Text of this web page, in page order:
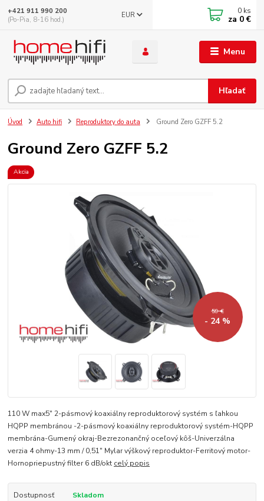
Menu
EUR
Hľadať
+421 911 990 200
(Po-Pia, 8-16 hod.)
0 ks
za 0 €
Úvod Auto hifi Reproduktory do auta Ground Zero GZFF 5.2
Ground Zero GZFF 5.2
Akcia
59 €
- 24 %
110 W max5″ 2-pásmový koaxiálny reproduktorový systém s ľahkou
HQPP membránou -2-pásmový koaxiálny reproduktorový systém-HQPP
membrána-Gumený okraj-Bezrezonančný oceľový kôš-Univerzálna
verzia 4 ohmy-13 mm / 0,51″ Mylar výškový reproduktor-Ferritový motor-
Hornopriepustný filter 6 dB/okt celý popis
Dostupnosť Skladom